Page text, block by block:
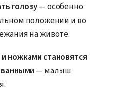
голову— особенно
положении и во
на животе.
ножками становятся
— малыш